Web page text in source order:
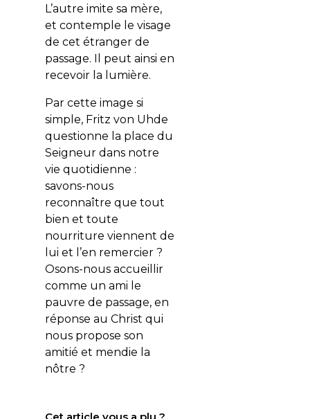
L’autre imite sa mère,
et contemple le visage
de cet étranger de
passage. Il peut ainsi en
recevoir la lumière.
Par cette image si
simple, Fritz von Uhde
questionne la place du
Seigneur dans notre
vie quotidienne :
savons-nous
reconnaître que tout
bien et toute
nourriture viennent de
lui et l’en remercier ?
Osons-nous accueillir
comme un ami le
pauvre de passage, en
réponse au Christ qui
nous propose son
amitié et mendie la
nôtre ?